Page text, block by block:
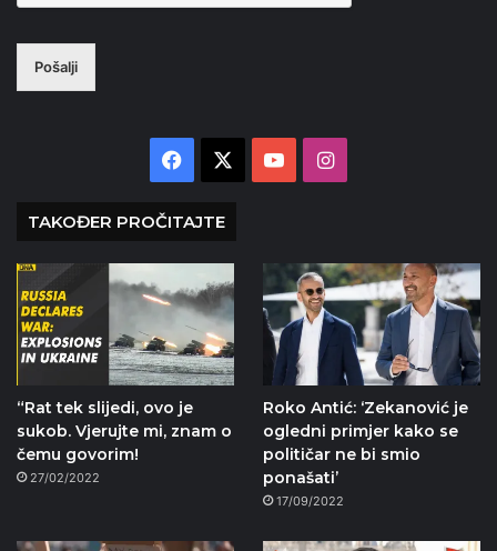
Pošalji
Facebook YouTubeInstagram
TAKOĐER PROČITAJTE
“Rat tek slijedi, ovo je
sukob. Vjerujte mi, znam o
čemu govorim!
27/02/2022
Roko Antić: ‘Zekanović je
ogledni primjer kako se
političar ne bi smio
ponašati’
17/09/2022